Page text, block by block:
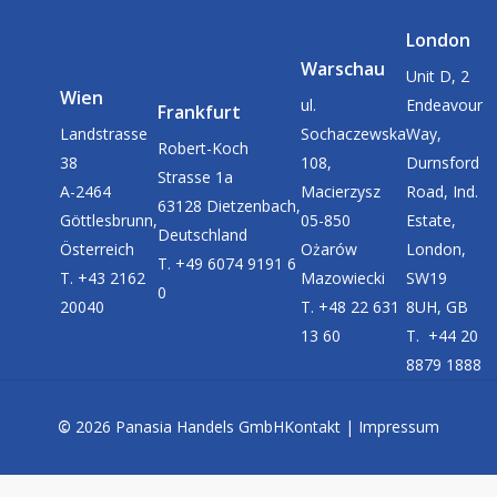
Wien
Landstrasse
38
A-2464
Göttlesbrunn,
Österreich
T. +43 2162
20040
Frankfurt
Robert-Koch
Strasse 1a
63128 Dietzenbach,
Deutschland
T. +49 6074 9191 6
0
Warschau
ul.
Sochaczewska
108,
Macierzysz
05-850
Ożarów
Mazowiecki
T. +48 22 631
13 60
London
Unit D, 2
Endeavour
Way,
Durnsford
Road, Ind.
Estate,
London,
SW19
8UH, GB
T. +44 20
8879 1888
© 2026 Panasia Handels GmbHKontakt| Impressum